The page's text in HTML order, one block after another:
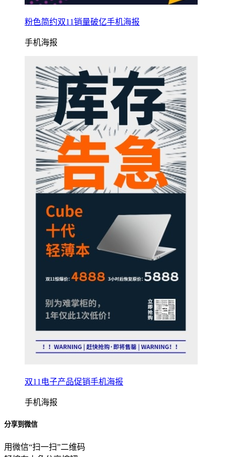
粉色简约双11销量破亿手机海报
手机海报
双11电子产品促销手机海报
手机海报
分享到微信
用微信“扫一扫”二维码